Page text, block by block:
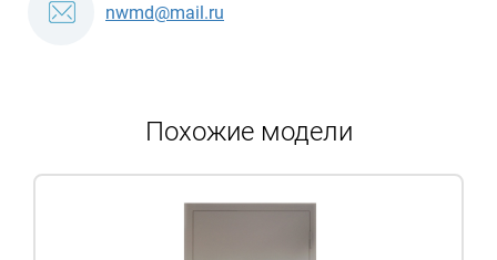
nwmd@mail.ru
Похожие модели